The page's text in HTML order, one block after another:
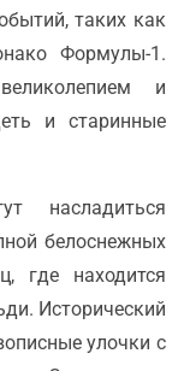
таких как
Формулы-1.
и
и старинные
насладиться
белоснежных
где находится
Исторический
улочки с